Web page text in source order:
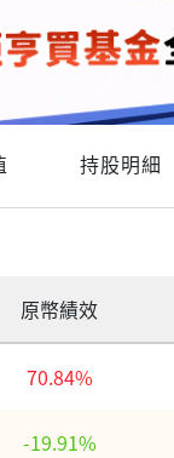
持股明細
原幣績效
70.84%
-19.91%